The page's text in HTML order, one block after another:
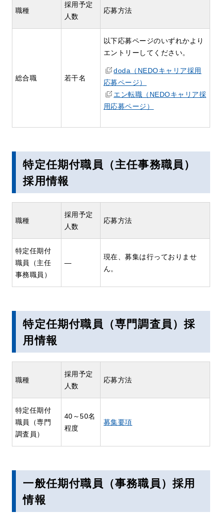
職種
採用予定
人数
応募方法
総合職 若干名
以下応募ページのいずれかより
エントリーしてください。
doda（NEDOキャリア採用
応募ページ）
エン転職（NEDOキャリア採
用応募ページ）
特定任期付職員（主任事務職員）
採用情報
職種
採用予定
人数
応募方法
特定任期付
職員（主任
事務職員）
―
現在、募集は行っておりませ
ん。
特定任期付職員（専門調査員）採
用情報
職種
採用予定
人数
応募方法
特定任期付
職員（専門
調査員）
40～50名
程度
募集要項
一般任期付職員（事務職員）採用
情報